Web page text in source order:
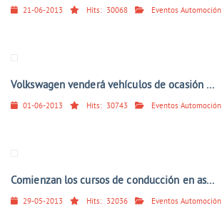
21-06-2013 Hits: 30068 Eventos Automoción
Volkswagen venderá vehículos de ocasión ...
01-06-2013 Hits: 30743 Eventos Automoción
Comienzan los cursos de conducción en as...
29-05-2013 Hits: 32036 Eventos Automoción